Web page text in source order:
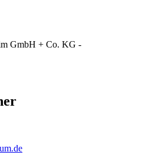
GmbH + Co. KG -